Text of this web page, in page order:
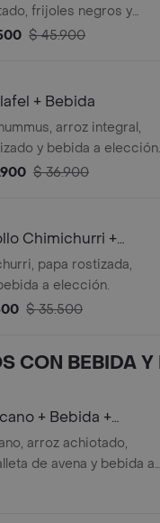
frijoles negros y
$ 45.900
+ Bebida
arroz integral,
y bebida a elección.
$ 36.900
Chimichurri +
papa rostizada,
a elección.
$ 35.500
CON BEBIDA Y
+ Bebida +
arroz achiotado,
de avena y bebida a